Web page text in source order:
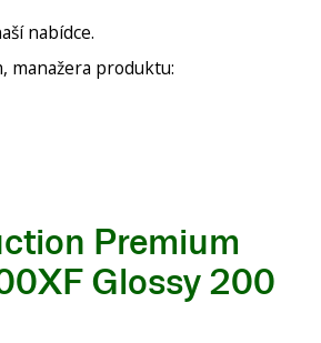
nabídce.
manažera produktu:
Premium
Glossy 200